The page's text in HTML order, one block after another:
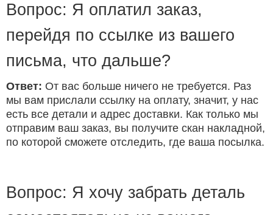
Вопрос: Я оплатил заказ,
перейдя по ссылке из вашего
письма, что дальше?
Ответ: От вас больше ничего не требуется. Раз
мы вам прислали ссылку на оплату, значит, у нас
есть все детали и адрес доставки. Как только мы
отправим ваш заказ, вы получите скан накладной,
по которой сможете отследить, где ваша посылка.
Вопрос: Я хочу забрать деталь